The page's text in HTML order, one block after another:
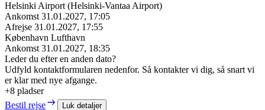
Helsinki Airport (Helsinki-Vantaa Airport)
Ankomst 31.01.2027, 17:05
Afrejse 31.01.2027, 17:55
København Lufthavn
Ankomst 31.01.2027, 18:35
Leder du efter en anden dato?
Udfyld kontaktformularen nedenfor. Så kontakter vi dig, så snart vi
er klar med nye afgange.
+8 pladser
Bestil rejse
Luk detaljer